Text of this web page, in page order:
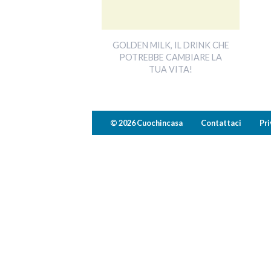
GOLDEN MILK, IL DRINK CHE
POTREBBE CAMBIARE LA
TUA VITA!
© 2026 Cuochincasa Contattaci